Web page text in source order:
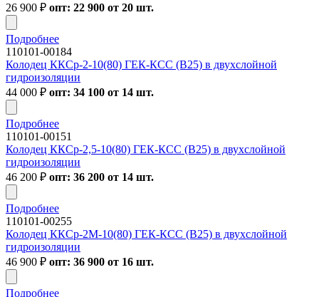
26 900 ₽ опт: 22 900 от 20 шт.
Подробнее
110101-00184
Колодец ККСр-2-10(80) ГЕК-КСС (В25) в двухслойной
гидроизоляции
44 000 ₽ опт: 34 100 от 14 шт.
Подробнее
110101-00151
Колодец ККСр-2,5-10(80) ГЕК-КСС (В25) в двухслойной
гидроизоляции
46 200 ₽ опт: 36 200 от 14 шт.
Подробнее
110101-00255
Колодец ККСр-2М-10(80) ГЕК-КСС (В25) в двухслойной
гидроизоляции
46 900 ₽ опт: 36 900 от 16 шт.
Подробнее